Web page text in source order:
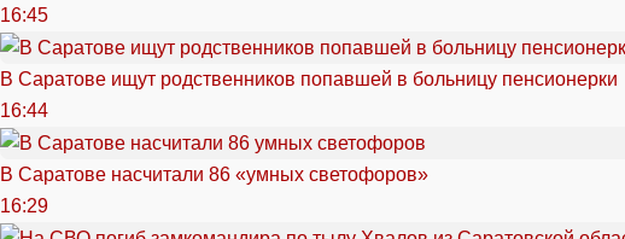
16:45
В Саратове ищут родственников попавшей в больницу пенсионерки
16:44
В Саратове насчитали 86 «умных светофоров»
16:29